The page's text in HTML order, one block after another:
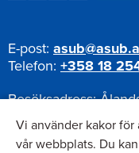
E-post:
Telefon: +358 18
Besöksadress:
Postadress:
Pb
Vi använder kakor
vår webbplats. Du